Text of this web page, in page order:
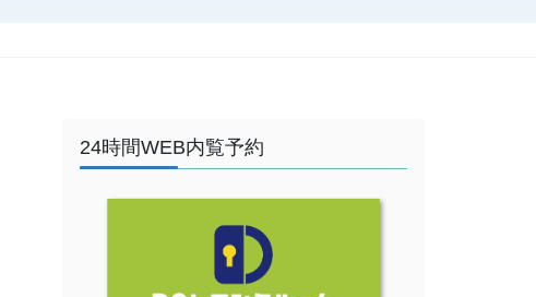
24時間WEB内覧予約